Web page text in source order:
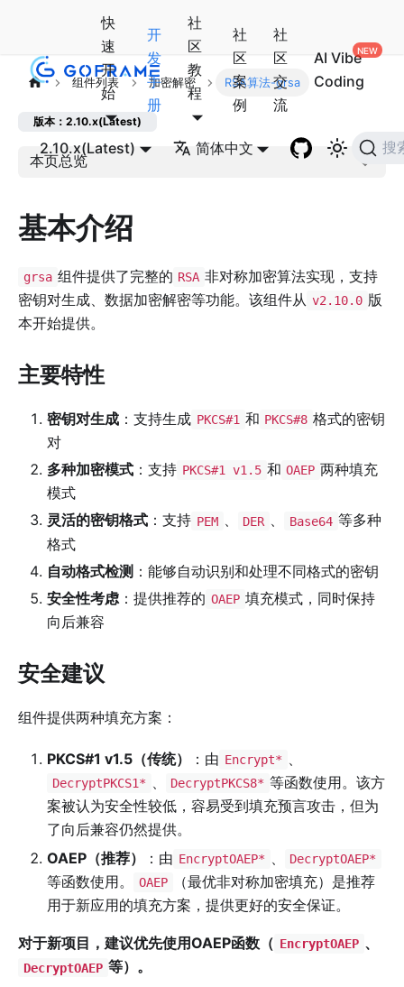
快
速
开
始
开
发
手
册
社
区
教
程
社
区
案
例
社
区
交
流
AI Vibe
Coding
2.10.x(Latest) 简体中文 搜
组件列表 加密解密 RSA算法-grsa
版本：2.10.x(Latest)
本页总览
基本介绍
grsa 组件提供了完整的 RSA 非对称加密算法实现，支持
密钥对生成、数据加密解密等功能。该组件从 v2.10.0 版
本开始提供。
主要特性
密钥对生成 ：支持生成 PKCS#1 和 PKCS#8 格式的密钥
对
多种加密模式 ：支持 PKCS#1 v1.5 和 OAEP 两种填充
模式
灵活的密钥格式 ：支持 PEM 、 DER 、 Base64 等多种
格式
自动格式检测 ：能够自动识别和处理不同格式的密钥
安全性考虑 ：提供推荐的 OAEP 填充模式，同时保持
向后兼容
安全建议
组件提供两种填充方案：
PKCS#1 v1.5（传统） ：由 Encrypt*
DecryptPKCS1* DecryptPKCS8* 等函数使用。该方
案被认为安全性较低，容易受到填充预言攻击，但为
了向后兼容仍然提供。
OAEP（推荐）
：由 EncryptOAEP* DecryptOAEP*
等函数使用。 OAEP
（最优非对称加密填充）是推荐
用于新应用的填充方案，提供更好的安全保证。
对于新项目，建议优先使用OAEP函数（ EncryptOAEP 、
DecryptOAEP 等）。